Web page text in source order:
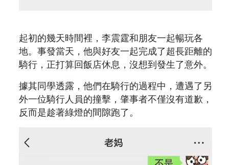
起初的幾天時間裡，李震霆和朋友一起暢玩各
地。事發當天，他與好友一起完成了超長距離的
騎行，正打算回飯店休息，沒想到發生了意外。
據其同學透露，他們在騎行的過程中，遭遇了另
外一位騎行人員的撞擊，肇事者不僅沒有道歉，
反而是趁著綠燈的間隙跑了。